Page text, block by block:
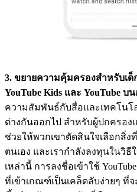
3. ขยายความคุ้มครองสำหรับเ
YouTube Kids และ YouTube
ความสัมพันธ์กับสื่อและเทคโน
ต่างกันออกไป สำหรับผู้ปกครอง
ช่วยให้พวกเขาตัดสินใจเลือกสิ่
ตนเอง และเรากำลังลงทุนในวิ
เหล่านี้ การลงชื่อเข้าใช้
ที่เข้าเกณฑ์เป็นเคล็ดลับง่ายๆ ที่จ